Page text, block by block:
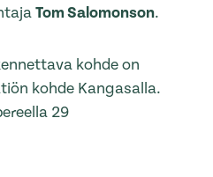
Tom Salomonson.
kohde on
kohde Kangasalla.
29